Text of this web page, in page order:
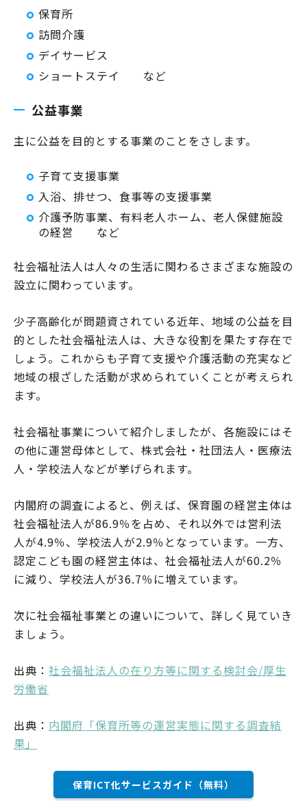
保育所
訪問介護
デイサービス
ショートステイ など
公益事業
主に公益を目的とする事業のことをさします。
子育て支援事業
入浴、排せつ、食事等の支援事業
介護予防事業、有料老人ホーム、老人保健施設
の経営 など
社会福祉法人は人々の生活に関わるさまざまな施設の
設立に関わっています。
少子高齢化が問題資されている近年、地域の公益を目
的とした社会福祉法人は、大きな役割を果たす存在で
しょう。これからも子育て支援や介護活動の充実など
地域の根ざした活動が求められていくことが考えられ
ます。
社会福祉事業について紹介しましたが、各施設にはそ
の他に運営母体として、株式会社・社団法人・医療法
人・学校法人などが挙げられます。
内閣府の調査によると、例えば、保育園の経営主体は
社会福祉法人が86.9％を占め、それ以外では営利法
人が4.9％、学校法人が2.9％となっています。一方、
認定こども園の経営主体は、社会福祉法人が60.2％
に減り、学校法人が36.7％に増えています。
次に社会福祉事業との違いについて、詳しく見ていき
ましょう。
出典： 社会福祉法人の在り方等に関する検討会/厚生
労働省
出典： 内閣府「保育所等の運営実態に関する調査結
果」
保育ICT化サービスガイド（無料）